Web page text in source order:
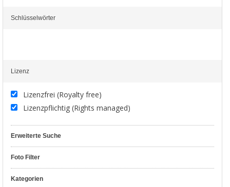
Schlüsselwörter
Lizenz
Lizenzfrei (Royalty free)
Lizenzpflichtig (Rights managed)
Erweiterte Suche
Foto Filter
Kategorien